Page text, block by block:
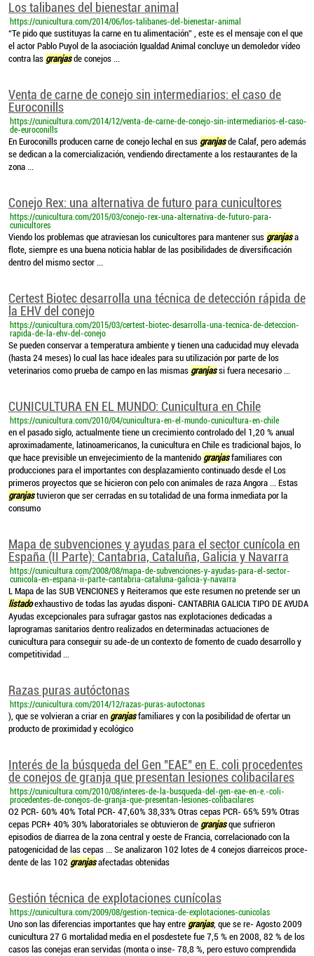
Los talibanes del bienestar animal
https://cunicultura.com/2014/06/los-talibanes-del-bienestar-animal
“Te pido que sustituyas la carne en tu alimentación” , este es el mensaje con el que
el actor Pablo Puyol de la asociación Igualdad Animal concluye un demoledor vídeo
contra las granjasde conejos ...
Venta de carne de conejo sin intermediarios: el caso de
Euroconills
https://cunicultura.com/2014/12/venta-de-carne-de-conejo-sin-intermediarios-el-caso-
de-euroconills
En Euroconills producen carne de conejo lechal en sus granjasde Calaf, pero además
se dedican a la comercialización, vendiendo directamente a los restaurantes de la
zona ...
Conejo Rex: una alternativa de futuro para cunicultores
https://cunicultura.com/2015/03/conejo-rex-una-alternativa-de-futuro-para-
cunicultores
Viendo los problemas que atraviesan los cunicultores para mantener sus granjasa
flote, siempre es una buena noticia hablar de las posibilidades de diversificación
dentro del mismo sector ...
Certest Biotec desarrolla una técnica de detección rápida de
la EHV del conejo
https://cunicultura.com/2015/03/certest-biotec-desarrolla-una-tecnica-de-deteccion-
rapida-de-la-ehv-del-conejo
Se pueden conservar a temperatura ambiente y tienen una caducidad muy elevada
(hasta 24 meses) lo cual las hace ideales para su utilización por parte de los
veterinarios como prueba de campo en las mismas granjassi fuera necesario ...
CUNICULTURA EN EL MUNDO: Cunicultura en Chile
https://cunicultura.com/2010/04/cunicultura-en-el-mundo-cunicultura-en-chile
en el pasado siglo, actualmente tiene un crecimiento controlado del 1,20 % anual
aproximadamente, latinoamericanos, la cunicultura en Chile es tradicional bajos, lo
que hace previsible un envejecimiento de la mantenido granjasfamiliares con
producciones para el importantes con desplazamiento continuado desde el Los
primeros proyectos que se hicieron con pelo con animales de raza Angora ... Estas
granjastuvieron que ser cerradas en su totalidad de una forma inmediata por la
consumo
Mapa de subvenciones y ayudas para el sector cunícola en
España (II Parte): Cantabria, Cataluña, Galicia y Navarra
https://cunicultura.com/2008/08/mapa-de-subvenciones-y-ayudas-para-el-sector-
cunicola-en-espana-ii-parte-cantabria-cataluna-galicia-y-navarra
L Mapa de las SUB VENCIONES y Reiteramos que este resumen no pretende ser un
listadoexhaustivo de todas las ayudas disponi- CANTABRIA GALICIA TIPO DE AYUDA
Ayudas excepcionales para sufragar gastos nas explotaciones dedicadas a
laprogramas sanitarios dentro realizados en determinadas actuaciones de
cunicultura para conseguir su ade-de un contexto de fomento de cuado desarrollo y
competitividad ...
Razas puras autóctonas
https://cunicultura.com/2014/12/razas-puras-autoctonas
), que se volvieran a criar en granjasfamiliares y con la posibilidad de ofertar un
producto de proximidad y ecológico
Interés de la búsqueda del Gen "EAE" en E. coli procedentes
de conejos de granja que presentan lesiones colibacilares
https://cunicultura.com/2010/08/interes-de-la-busqueda-del-gen-eae-en-e.-coli-
procedentes-de-conejos-de-granja-que-presentan-lesiones-colibacilares
O2 PCR- 60% 40% Total PCR- 47,60% 38,33% Otras cepas PCR- 65% 59% Otras
cepas PCR+ 40% 30% laboratoriales se obtuvieron de granjasque sufrieron
episodios de diarrea de la zona central y oeste de Francia, correlacionado con la
patogenicidad de las cepas ... Se analizaron 102 lotes de 4 conejos diarreicos proce-
dente de las 102 granjasafectadas obtenidas
Gestión técnica de explotaciones cunícolas
https://cunicultura.com/2009/08/gestion-tecnica-de-explotaciones-cunicolas
Uno son las diferencias importantes que hay entre granjas, que se re- Agosto 2009
cunicultura 27 G mortalidad media en el posdestete fue 7,5 % en 2008, 82 % de los
casos las conejas eran servidas (monta o inse- 78,8 %, pero estuvo comprendida